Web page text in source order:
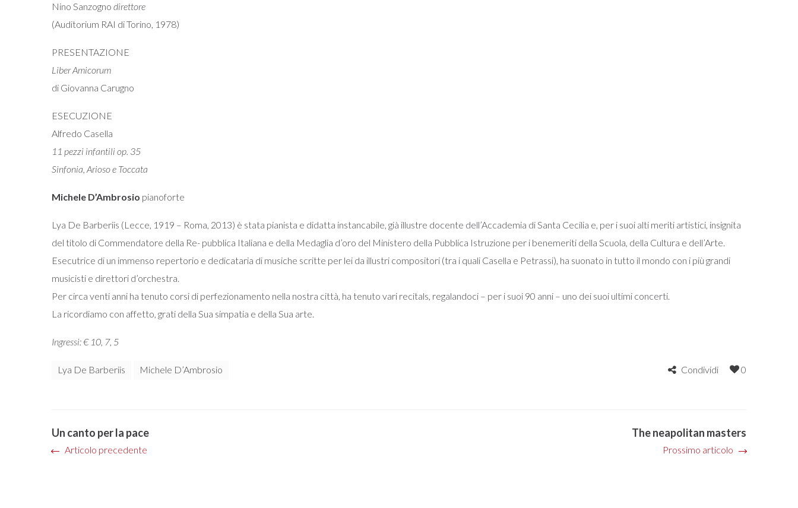
Nino Sanzogno direttore
(Auditorium RAI di Torino, 1978)
PRESENTAZIONE
Liber Amicorum
di Giovanna Carugno
ESECUZIONE
Alfredo Casella
11 pezzi infantili op. 35
Sinfonia, Arioso e Toccata
Michele D’Ambrosio pianoforte
Lya De Barberiis (Lecce, 1919 – Roma, 2013) è stata pianista e didatta instancabile, già illustre docente dell’Accademia di Santa Cecilia e, per i suoi alti meriti artistici, insignita
del titolo di Commendatore della Re- pubblica Italiana e della Medaglia d’oro del Ministero della Pubblica Istruzione per i benemeriti della Scuola, della Cultura e dell’Arte.
Esecutrice di un immenso repertorio e dedicataria di musiche scritte per lei da illustri compositori (tra i quali Casella e Petrassi), ha suonato in tutto il mondo con i più grandi
musicisti e direttori d’orchestra.
Per circa venti anni ha tenuto corsi di perfezionamento nella nostra città, ha tenuto vari recitals, regalandoci – per i suoi 90 anni – uno dei suoi ultimi concerti.
La ricordiamo con affetto, grati della Sua simpatia e della Sua arte.
Ingressi: € 10, 7, 5
Lya De Barberiis Michele D’Ambrosio Condividi 0
Un canto per la pace
Articolo precedente
The neapolitan masters
Prossimo articolo